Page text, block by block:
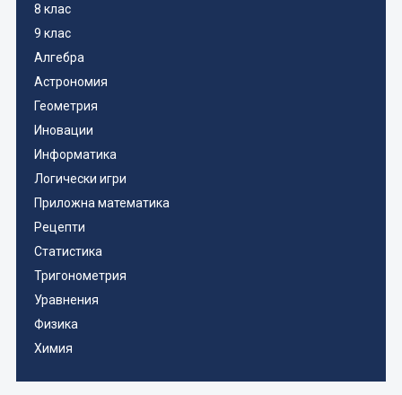
8 клас
9 клас
Алгебра
Астрономия
Геометрия
Иновации
Информатика
Логически игри
Приложна математика
Рецепти
Статистика
Тригонометрия
Уравнения
Физика
Химия